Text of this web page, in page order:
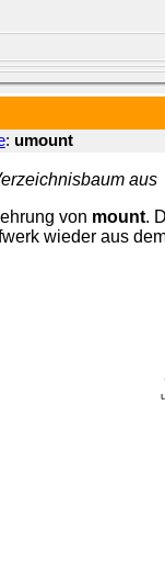
: umount
aus
von mount.
wieder aus